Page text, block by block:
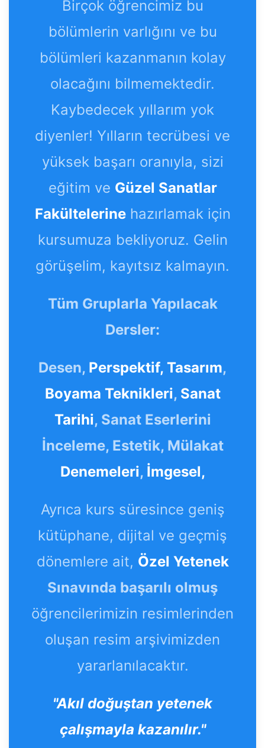
Birçok öğrencimiz bu
bölümlerin varlığını ve bu
bölümleri kazanmanın kolay
olacağını bilmemektedir.
Kaybedecek yıllarım yok
diyenler! Yılların tecrübesi ve
yüksek başarı oranıyla, sizi
eğitim ve Güzel Sanatlar
Fakültelerinehazırlamak için
kursumuza bekliyoruz. Gelin
görüşelim, kayıtsız kalmayın.
Tüm Gruplarla Yapılacak
Dersler:
Desen, Perspektif, Tasarım,
Boyama Teknikleri, Sanat
Tarihi, Sanat Eserlerini
İnceleme, Estetik, Mülakat
Denemeleri, İmgesel,
Ayrıca kurs süresince geniş
kütüphane, dijital ve geçmiş
dönemlere ait, Özel Yetenek
Sınavında başarılı olmuş
öğrencilerimizin resimlerinden
oluşan resim arşivimizden
yararlanılacaktır.
"Akıl doğuştan yetenek
çalışmayla kazanılır."